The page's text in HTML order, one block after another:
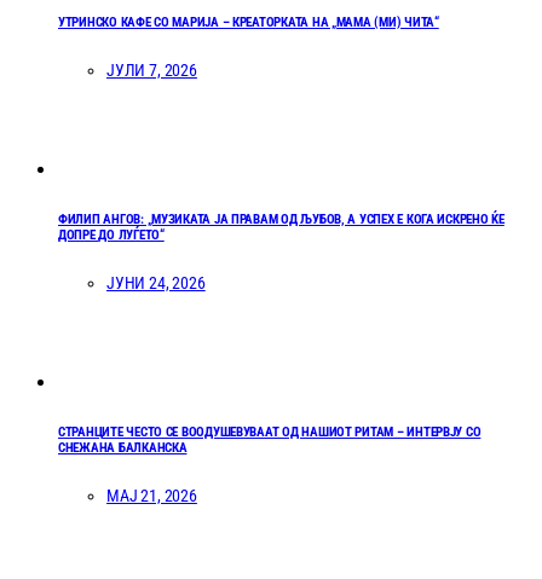
УТРИНСКО КАФЕ СО МАРИЈА – КРЕАТОРКАТА НА „МАМА (МИ) ЧИТА“
ЈУЛИ 7, 2026
ФИЛИП АНГОВ: „МУЗИКАТА ЈА ПРАВАМ ОД ЉУБОВ, А УСПЕХ Е КОГА ИСКРЕНО ЌЕ
ДОПРЕ ДО ЛУЃЕТО“
ЈУНИ 24, 2026
СТРАНЦИТЕ ЧЕСТО СЕ ВООДУШЕВУВААТ ОД НАШИОТ РИТАМ – ИНТЕРВЈУ СО
СНЕЖАНА БАЛКАНСКА
МАЈ 21, 2026